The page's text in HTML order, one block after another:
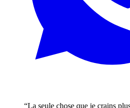
“La seule chose que je crains